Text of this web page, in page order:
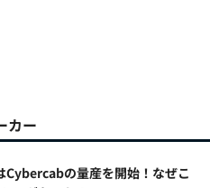
カー
Cybercabの量産を開始！なぜこ